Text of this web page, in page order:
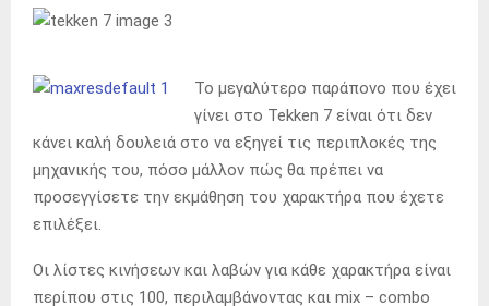
Το μεγαλύτερο παράπονο που έχει
γίνει στο Tekken 7 είναι ότι δεν
κάνει καλή δουλειά στο να εξηγεί τις περιπλοκές της
μηχανικής του, πόσο μάλλον πώς θα πρέπει να
προσεγγίσετε την εκμάθηση του χαρακτήρα που έχετε
επιλέξει.
Οι λίστες κινήσεων και λαβών για κάθε χαρακτήρα είναι
περίπου στις 100, περιλαμβάνοντας και mix – combo